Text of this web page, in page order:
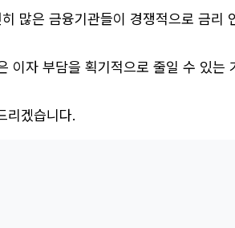
많은 금융기관들이 경쟁적으로 금리
자 부담을 획기적으로 줄일 수 있는
리겠습니다.